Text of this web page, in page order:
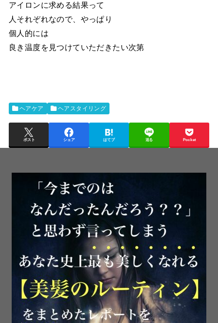
アイロンに求める結果って
人それぞれなので、やっぱり
個人的には
良き温度を見つけていただきたい次第
ヘアケア ヘアスタイリング
ポスト シェア はてブ 送る Pocket